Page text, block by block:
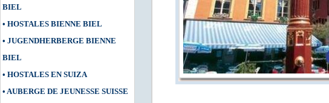
BIEL
• HOSTALES BIENNE BIEL
• JUGENDHERBERGE BIENNE
BIEL
• HOSTALES EN SUIZA
• AUBERGE DE JEUNESSE SUISSE